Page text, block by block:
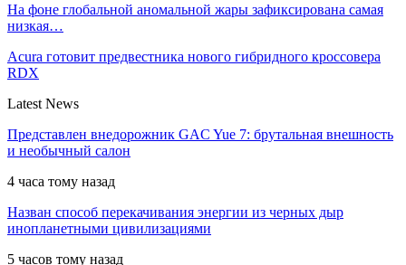
На фоне глобальной аномальной жары зафиксирована самая
низкая…
Acura готовит предвестника нового гибридного кроссовера
RDX
Latest News
Представлен внедорожник GAC Yue 7: брутальная внешность
и необычный салон
4 часа тому назад
Назван способ перекачивания энергии из черных дыр
инопланетными цивилизациями
5 часов тому назад